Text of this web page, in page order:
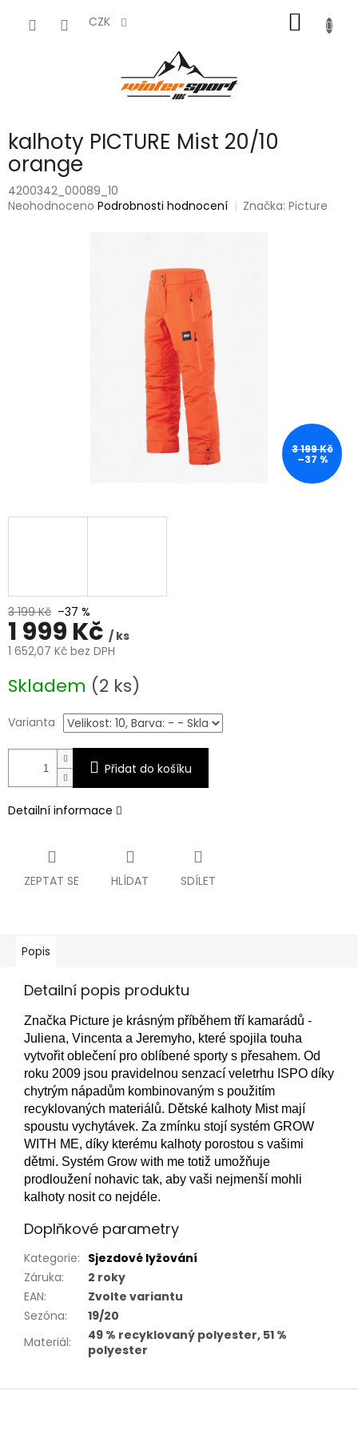
CZK
KOŠÍK
kalhoty PICTURE Mist 20/10
orange
4200342_00089_10
Průměrné
Neohodnoceno Podrobnosti hodnocení Značka:Picture
3 199 Kč
–37 %
3 199 Kč –37 %
1 999 Kč / ks
1 652,07 Kč bez DPH
cena:
Skladem (2 ks)
Varianta
Přidat do košíku
Detailní informace
ZEPTAT SE HLÍDAT SDÍLET
Popis
Detailní popis produktu
Značka Picture je krásným příběhem tří kamarádů -
Juliena, Vincenta a Jeremyho, které spojila touha
vytvořit oblečení pro oblíbené sporty s přesahem. Od
roku 2009 jsou pravidelnou senzací veletrhu ISPO díky
chytrým nápadům kombinovaným s použitím
recyklovaných materiálů. Dětské kalhoty Mist mají
spoustu vychytávek. Za zmínku stojí systém GROW
WITH ME, díky kterému kalhoty porostou s vašimi
dětmi. Systém Grow with me totiž umožňuje
prodloužení nohavic tak, aby vaši nejmenší mohli
kalhoty nosit co nejdéle.
Doplňkové parametry
Kategorie: Sjezdové lyžování
Záruka:
2 roky
EAN:
Zvolte variantu
Sezóna:
19/20
Materiál:
49 % recyklovaný polyester, 51 %
polyester
Z